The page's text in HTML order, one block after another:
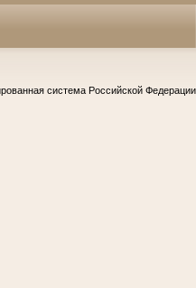
система Российской